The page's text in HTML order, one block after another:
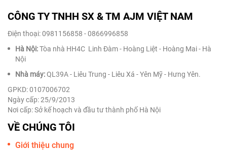
CÔNG TY TNHH SX & TM AJM VIỆT NAM
Điện thoại: 0981156858 - 0866996858
Hà Nội:Tòa nhà HH4C Linh Đàm - Hoàng Liệt - Hoàng Mai - Hà
Nội
Nhà máy:QL39A - Liêu Trung - Liêu Xá - Yên Mỹ - Hưng Yên.
GPKD: 0107006702
Ngày cấp: 25/9/2013
Nơi cấp: Sở kế hoạch và đầu tư thành phố Hà Nội
VỀ CHÚNG TÔI
Giới thiệu chung